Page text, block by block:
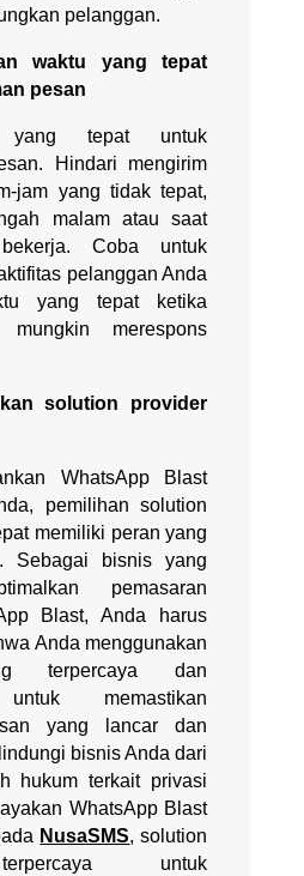
pelanggan.
waktu yang tepat
pesan
tepat untuk
Hindari mengirim
jam yang tidak tepat,
malam atau saat
Coba untuk
pelanggan Anda
yang tepat ketika
merespons
solution provider
WhatsApp Blast
pemilihan solution
memiliki peran yang
Sebagai bisnis yang
pemasaran
Blast, Anda harus
Anda menggunakan
terpercaya dan
memastikan
yang lancar dan
bisnis Anda dari
hukum terkait privasi
WhatsApp Blast
NusaSMS, solution
untuk